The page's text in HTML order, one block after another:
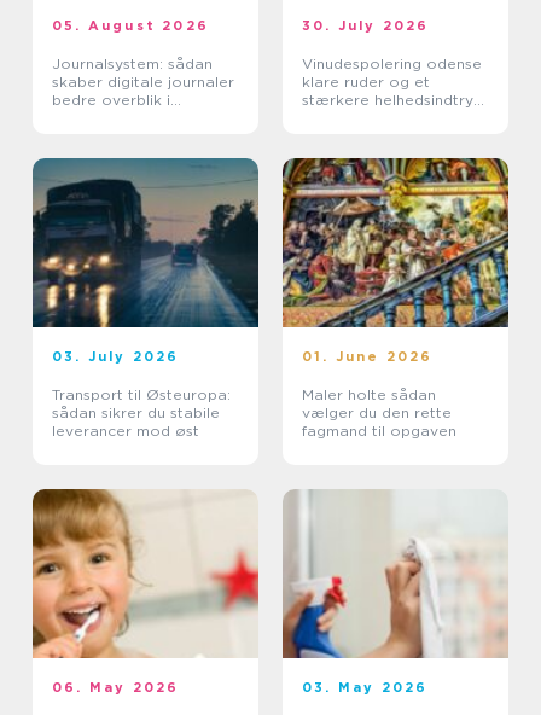
05. August 2026
Journalsystem: sådan
skaber digitale journaler
bedre overblik i
30. July 2026
Vinudespolering odense
klare ruder og et
stærkere helhedsindtryk
03. July 2026
Transport til Østeuropa:
sådan sikrer du stabile
leverancer mod øst
01. June 2026
Maler holte sådan
vælger du den rette
fagmand til opgaven
06. May 2026 03. May 2026